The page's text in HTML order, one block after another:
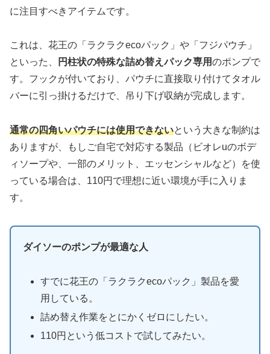
に注目すべきアイテムです。
これは、花王の「ラクラクecoパック」や「フジパウチ」
といった、
円柱状の特殊な詰め替えパック専用のポンプで
す。フックが付いており、パウチに直接取り付けてタオル
バーに引っ掛けるだけで、吊り下げ収納が完成します。
通常の四角いパウチには使用できないという大きな制約は
ありますが、もしご自宅で対応する製品（ビオレuのボデ
ィソープや、一部のメリット、エッセンシャルなど）を使
っている場合は、110円で理想に近い環境が手に入りま
す。
ダイソーのポンプが最適な人
すでに花王の「ラクラクecoパック」製品を愛
用している。
詰め替え作業をとにかくゼロにしたい。
110円という低コストで試してみたい。